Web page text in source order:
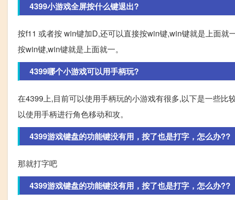
4399小游戏全屏按什么键退出?
按f11 或者按 win键加D,还可以直接按win键,win键就是上面
按win键,win键就是上面就一。
4399哪个小游戏可以用手柄玩?
在4399上,目前可以使用手柄玩的小游戏有很多,以下是一些
以使用手柄进行角色移动和攻。
4399游戏键盘的功能键没有用，按了也是打字，怎么办??
那就打字吧
4399游戏键盘的功能键没有用，按了也是打字，怎么办??